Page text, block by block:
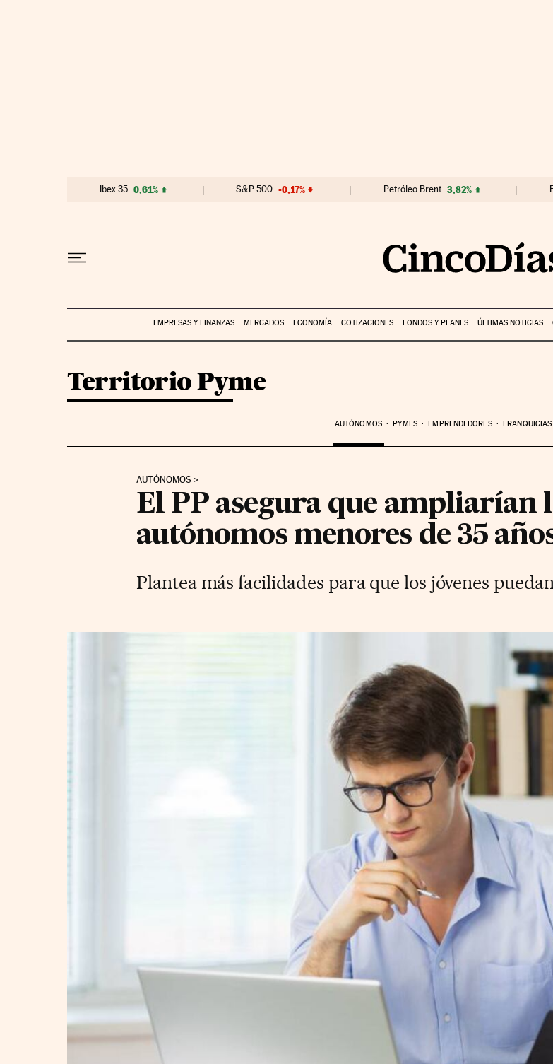
Ibex 35 0,61% S&P 500 -0,17% Petróleo Brent 3,82%
EMPRESAS Y FINANZAS MERCADOS ECONOMÍA COTIZACIONES FONDOS Y PLANES ÚLTIMAS NOTICIAS
Territorio Pyme
AUTÓNOMOS PYMES EMPRENDEDORES FRANQUICIAS
AUTÓNOMOS
El PP asegura que ampliarían
autónomos menores de 35
Plantea más facilidades para que los jóvenes